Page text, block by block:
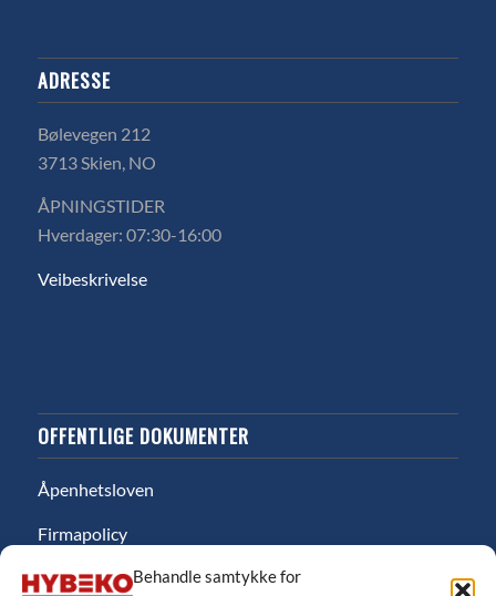
Behandle samtykke for
ADRESSE
Bølevegen 212
3713 Skien, NO
ÅPNINGSTIDER
Hverdager: 07:30-16:00
Veibeskrivelse
OFFENTLIGE DOKUMENTER
Åpenhetsloven
Firmapolicy
Miljø